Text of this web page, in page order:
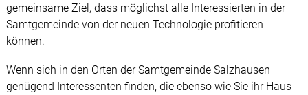
gemeinsame Ziel, dass möglichst alle Interessierten in der
Samtgemeinde von der neuen Technologie profitieren
können.
Wenn sich in den Orten der Samtgemeinde Salzhausen
genügend Interessenten finden, die ebenso wie Sie ihr Haus